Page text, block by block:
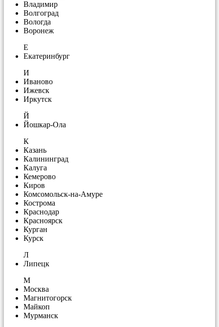
Владимир
Волгоград
Вологда
Воронеж
Е
Екатеринбург
И
Иваново
Ижевск
Иркутск
Й
Йошкар-Ола
К
Казань
Калининград
Калуга
Кемерово
Киров
Комсомольск-на-Амуре
Кострома
Краснодар
Красноярск
Курган
Курск
Л
Липецк
М
Москва
Магнитогорск
Майкоп
Мурманск